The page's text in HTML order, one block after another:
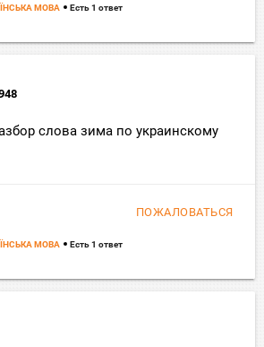
МОВА Есть 1 ответ
слова зима по украинскому
ПОЖАЛОВАТЬСЯ
МОВА Есть 1 ответ